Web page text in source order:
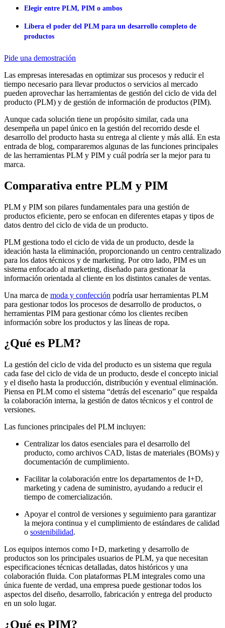
Elegir entre PLM, PIM o ambos
Libera el poder del PLM para un desarrollo completo de
productos
Pide una demostración
Las empresas interesadas en optimizar sus procesos y reducir el
tiempo necesario para llevar productos o servicios al mercado
pueden aprovechar las herramientas de gestión del ciclo de vida del
producto (PLM) y de gestión de información de productos (PIM).
Aunque cada solución tiene un propósito similar, cada una
desempeña un papel único en la gestión del recorrido desde el
desarrollo del producto hasta su entrega al cliente y más allá. En esta
entrada de blog, compararemos algunas de las funciones principales
de las herramientas PLM y PIM y cuál podría ser la mejor para tu
marca.
Comparativa entre PLM y PIM
PLM y PIM son pilares fundamentales para una gestión de
productos eficiente, pero se enfocan en diferentes etapas y tipos de
datos dentro del ciclo de vida de un producto.
PLM gestiona todo el ciclo de vida de un producto, desde la
ideación hasta la eliminación, proporcionando un centro centralizado
para los datos técnicos y de marketing. Por otro lado, PIM es un
sistema enfocado al marketing, diseñado para gestionar la
información orientada al cliente en los distintos canales de ventas.
Una marca de moda y confección podría usar herramientas PLM
para gestionar todos los procesos de desarrollo de productos, o
herramientas PIM para gestionar cómo los clientes reciben
información sobre los productos y las líneas de ropa.
¿Qué es PLM?
La gestión del ciclo de vida del producto es un sistema que regula
cada fase del ciclo de vida de un producto, desde el concepto inicial
y el diseño hasta la producción, distribución y eventual eliminación.
Piensa en PLM como el sistema “detrás del escenario” que respalda
la colaboración interna, la gestión de datos técnicos y el control de
versiones.
Las funciones principales del PLM incluyen:
Centralizar los datos esenciales para el desarrollo del
producto, como archivos CAD, listas de materiales (BOMs) y
documentación de cumplimiento.
Facilitar la colaboración entre los departamentos de I+D,
marketing y cadena de suministro, ayudando a reducir el
tiempo de comercialización.
Apoyar el control de versiones y seguimiento para garantizar
la mejora continua y el cumplimiento de estándares de calidad
o sostenibilidad.
Los equipos internos como I+D, marketing y desarrollo de
productos son los principales usuarios de PLM, ya que necesitan
especificaciones técnicas detalladas, datos históricos y una
colaboración fluida. Con plataformas PLM integrales como una
única fuente de verdad, una empresa puede gestionar todos los
aspectos del diseño, desarrollo, fabricación y entrega del producto
en un solo lugar.
¿Qué es PIM?